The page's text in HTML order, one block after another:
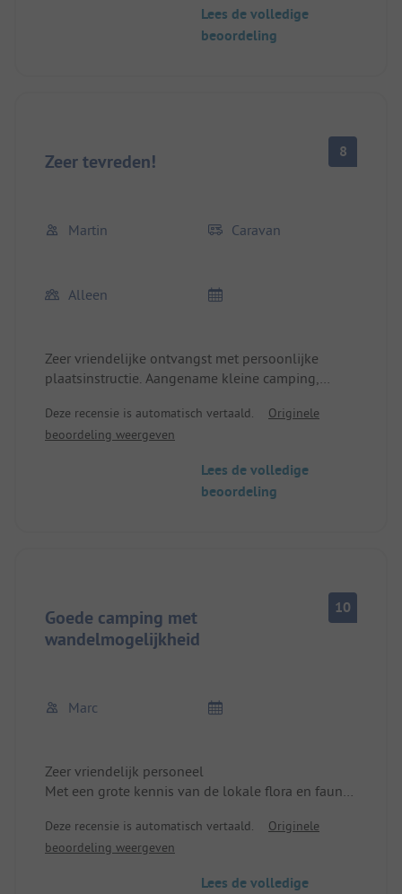
Lees de volledige
beoordeling
Zeer tevreden! 8
Martin Caravan
Alleen
Zeer vriendelijke ontvangst met persoonlijke
plaatsinstructie. Aangename kleine camping,
Eenvoudige standaard in de sanitaire
voorzieningen, alles schoon en functioneel.
aangrenzende landweg is overdag hoorbaar, maar
's nachts niet storend. Het verblijf was niet voor
Deze recensie is automatisch vertaald.
Originele
beoordeling weergeven
Lees de volledige
beoordeling
Goede camping met
wandelmogelijkheid
10
Marc
Zeer vriendelijk personeel
Met een grote kennis van de lokale flora en fauna
Het werden er drie en we zouden zo weer komen
Deze recensie is automatisch vertaald.
Originele
beoordeling weergeven
Lees de volledige